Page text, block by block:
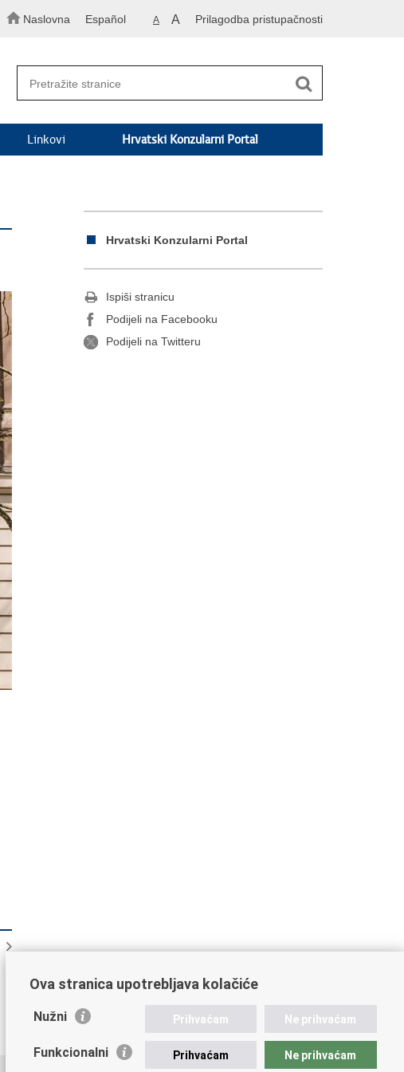
Naslovna Español A A Prilagodba pristupačnosti
Linkovi Hrvatski Konzularni Portal
Hrvatski Konzularni Portal
Ispiši stranicu
Podijeli na Facebooku
Podijeli na Twitteru
Ova stranica upotrebljava kolačiće
Nužni Prihvaćam Ne prihvaćam
Funkcionalni Prihvaćam Ne prihvaćam